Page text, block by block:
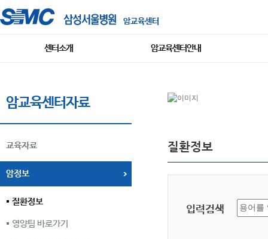
암교육센터
센터소개 암교육센터안내
암교육센터자료
교육자료
암정보
질환정보
영양팀 바로가기
질환정보
입력검색